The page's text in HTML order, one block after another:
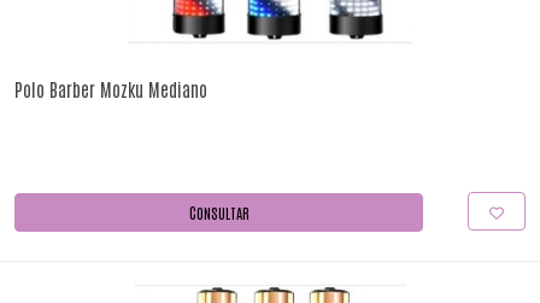
Polo Barber Mozku Mediano
CONSULTAR